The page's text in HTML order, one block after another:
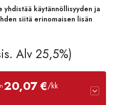
käytännöllisyyden ja
siitä erinomaisen lisän
Alv 25,5%)
20,07 €/kk